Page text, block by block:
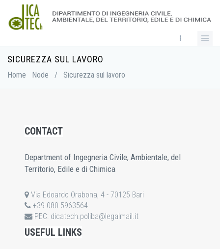
main
SICUREZZA SUL LAVORO
Breadcrumb
Home Node / Sicurezza sul lavoro
CONTACT
Department of Ingegneria Civile, Ambientale, del
Territorio, Edile e di Chimica
Via Edoardo Orabona, 4 - 70125 Bari
+39.080.5963564
PEC: dicatech.poliba@legalmail.it
USEFUL LINKS